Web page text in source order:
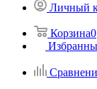
Личный
Корзина0